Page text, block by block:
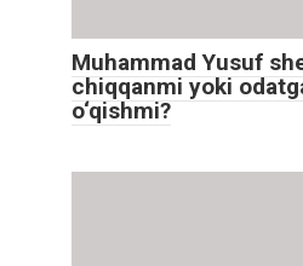
Muhammad Yusuf
chiqqanmi yoki
o‘qishmi?